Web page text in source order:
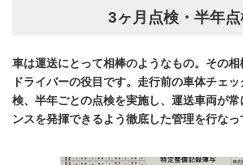
3ヶ月点検・半年
車は運送にとって相棒のようなもの。その
ドライバーの役目です。走行前の車体チェ
検、半年ごとの点検を実施し、運送車両が
ンスを発揮できるよう徹底した管理を行なっ